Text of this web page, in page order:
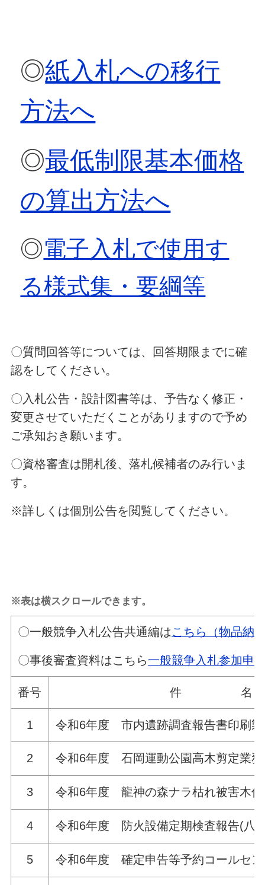
◎紙入札への移行
方法へ
◎最低制限基本価格
の算出方法へ
◎電子入札で使用す
る様式集・要綱等
〇質問回答等については、回答期限までに確
認をしてください。
〇入札公告・設計図書等は、予告なく修正・
変更させていただくことがありますので予め
ご承知おき願います。
〇資格審査は開札後、落札候補者のみ行いま
す。
※詳しくは個別公告を閲覧してください。
※表は横スクロールできます。
〇一般競争入札公告共通編はこちら（物品納
〇事後審査資料はこちら一般競争入札参加申
番号 件 名
1 令和6年度 市内遺跡調査報告書印刷製
2 令和6年度 石岡運動公園高木剪定業
3 令和6年度 龍神の森ナラ枯れ被害木
4 令和6年度 防火設備定期検査報告(八
5 令和6年度 確定申告等予約コールセン